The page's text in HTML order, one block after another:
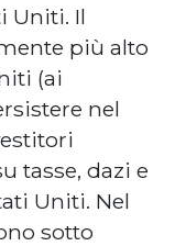
Uniti. Il
più alto
(ai
nel
tasse, dazi e
Uniti. Nel
sotto